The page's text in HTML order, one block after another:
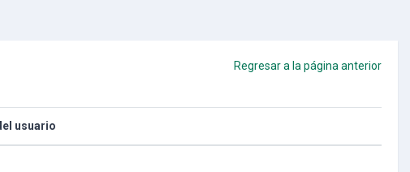
Regresar a la página anterior
usuario